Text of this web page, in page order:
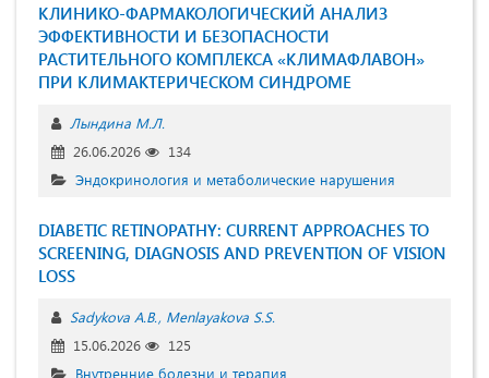
КЛИНИКО-ФАРМАКОЛОГИЧЕСКИЙ АНАЛИЗ
ЭФФЕКТИВНОСТИ И БЕЗОПАСНОСТИ
РАСТИТЕЛЬНОГО КОМПЛЕКСА «КЛИМАФЛАВОН»
ПРИ КЛИМАКТЕРИЧЕСКОМ СИНДРОМЕ
Лындина М.Л.
26.06.2026
134
Эндокринология и метаболические нарушения
DIABETIC RETINOPATHY: CURRENT APPROACHES TO
SCREENING, DIAGNOSIS AND PREVENTION OF VISION
LOSS
Sadykova A.B. Menlayakova S.S.
15.06.2026
125
Внутренние болезни и терапия